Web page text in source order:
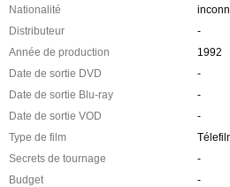
Nationalité
Distributeur
-
Année de production
1992
Date de sortie DVD
-
Date de sortie Blu-ray
-
Date de sortie VOD
-
Type de film
Secrets de tournage
-
Budget
-